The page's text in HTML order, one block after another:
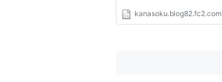
kanasoku.blog82.fc2.com